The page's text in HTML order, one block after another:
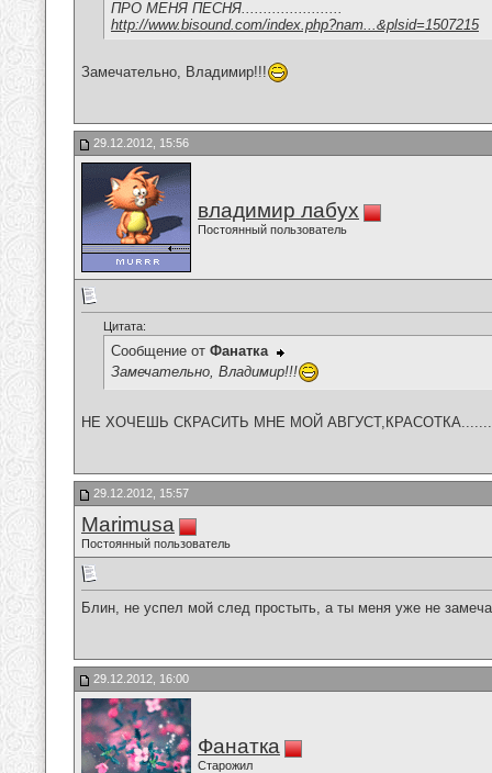
ПРО МЕНЯ ПЕСНЯ.......................
http://www.bisound.com/index.php?nam...&plsid=1507215
Замечательно, Владимир!!!
29.12.2012, 15:56
владимир лабух
Постоянный пользователь
Цитата:
Сообщение от Фанатка
Замечательно, Владимир!!!
НЕ ХОЧЕШЬ СКРАСИТЬ МНЕ МОЙ
29.12.2012, 15:57
Marimusa
Постоянный пользователь
Блин, не успел мой след простыть, а ты меня уже не
29.12.2012, 16:00
Фанатка
Старожил